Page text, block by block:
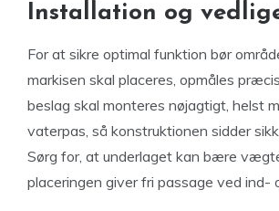
Installation og
For at sikre optimal funktion bør
markisen skal placeres, opmåles
beslag skal monteres nøjagtigt, helst
vaterpas, så konstruktionen sidder
Sørg for, at underlaget kan bære
placeringen giver fri passage ved ind-